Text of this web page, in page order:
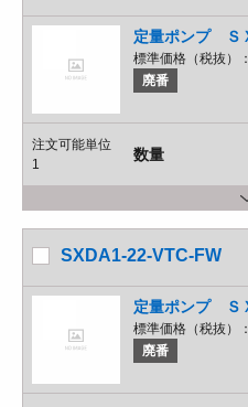
定量ポンプ Ｓ
標準価格（税抜）：
廃番
注文可能単位
1
数量
SXDA1-22-VTC-FW
定量ポンプ Ｓ
標準価格（税抜）：
廃番